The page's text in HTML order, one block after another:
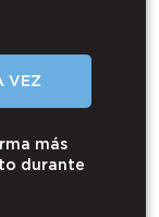
VEZ
más
durante